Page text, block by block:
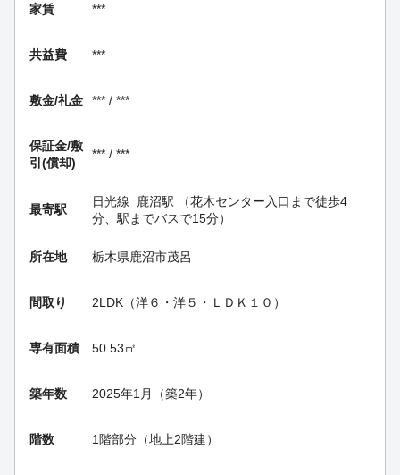
家賃 ***
共益費 ***
敷金/礼金 *** / ***
保証金/敷
引(償却)
*** / ***
最寄駅
日光線 鹿沼駅 （花木センター入口まで徒歩4
分、駅までバスで15分）
所在地 栃木県鹿沼市茂呂
間取り 2LDK（洋６・洋５・ＬＤＫ１０）
専有面積 50.53㎡
築年数 2025年1月（築2年）
階数 1階部分（地上2階建）